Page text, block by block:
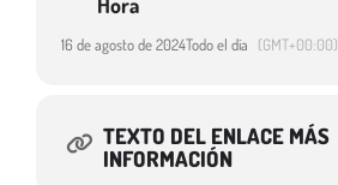
16 de agosto de 2024Todo el día (GMT+00:00)
TEXTO DEL ENLACE MÁS
INFORMACIÓN